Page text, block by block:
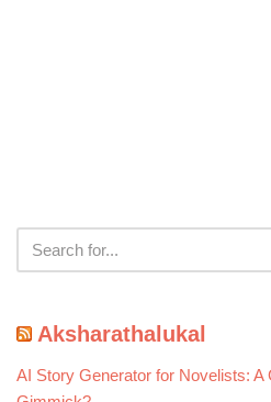
Aksharathalukal
AI Story Generator for Novelists: